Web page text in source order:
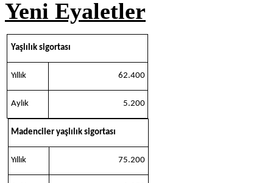
Yeni Eyaletler
Yaşlılık sigortası
Yıllık 62.400
Aylık 5.200
Madenciler yaşlılık sigortası
Yıllık 75.200